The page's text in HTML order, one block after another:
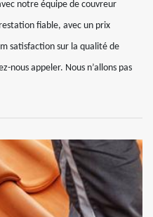
notre équipe de couvreur
fiable, avec un prix
satisfaction sur la qualité de
nous appeler. Nous n’allons pas